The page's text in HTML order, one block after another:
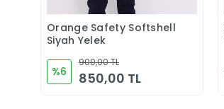
Sepete Ekle
Orange Safety Softshell
Siyah Yelek
%6
900,00 TL
850,00 TL